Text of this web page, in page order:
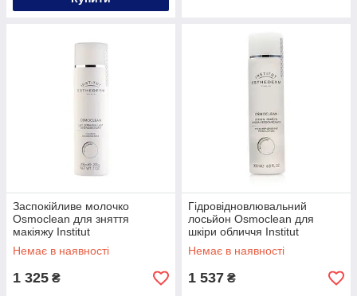
Заспокійливе молочко
Osmoclean для зняття
макіяжу Institut
Esthederm,200ml
Немає в наявності
1 325 ₴
Гідровідновлювальний
лосьйон Osmoclean для
шкіри обличчя Institut
Esthederm,200ml
Немає в наявності
1 537 ₴